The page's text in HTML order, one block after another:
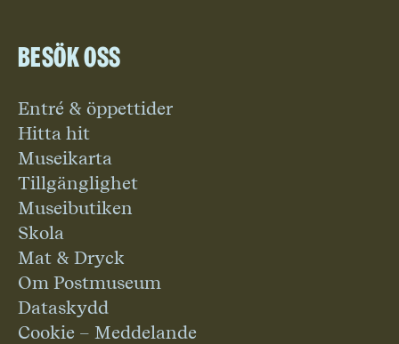
Besök oss
Entré & öppettider
Hitta hit
Museikarta
Tillgänglighet
Museibutiken
Skola
Mat & Dryck
Om Postmuseum
Dataskydd
Cookie – Meddelande